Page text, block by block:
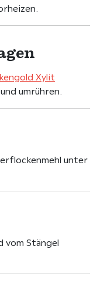
Xylit
umrühren.
unter
vom Stängel